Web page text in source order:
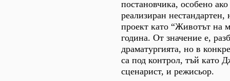
постановчика, особено
реализиран
проект като “Животът на
година. От значение е,
драматургията, но в
са под контрол, тъй като
сценарист, и режисьор.